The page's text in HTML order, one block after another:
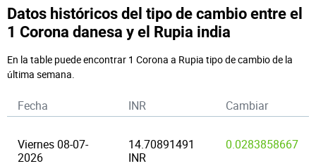
Datos históricos del tipo de cambio entre el
1 Corona danesa y el Rupia india
En la table puede encontrar 1 Corona a Rupia tipo de cambio de la
última semana.
Fecha INR Cambiar
Viernes 08-07-
2026
14.70891491
INR
0.0283858667